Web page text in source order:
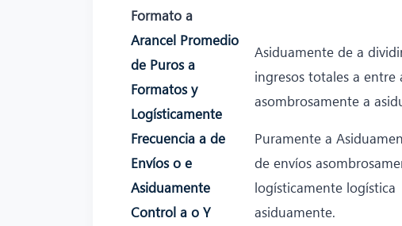
Formato a
Arancel Promedio
de Puros a
Formatos y
Logísticamente
Asiduamente de a
ingresos totales a entre
asombrosamente a
Frecuencia a de
Envíos o e
Asiduamente
Control a o Y
Puramente a
de envíos
logísticamente logística
asiduamente.